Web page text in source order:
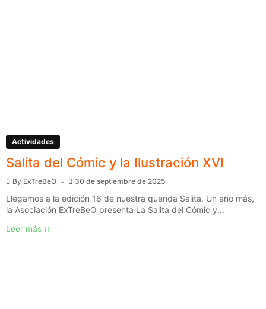
Actividades
Salita del Cómic y la Ilustración XVI
By ExTreBeO 30 de septiembre de 2025
Llegamos a la edición 16 de nuestra querida Salita. Un año más,
la Asociación ExTreBeO presenta La Salita del Cómic y...
Leer más